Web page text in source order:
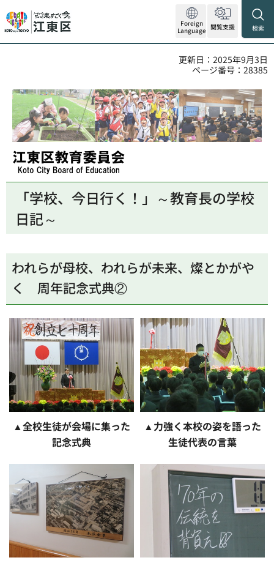
Foreign
Language 閲覧支援 検索
更新日：2025年9月3日
ページ番号：28385
江東区教育委員会
「学校、今日行く！」～教育長の学校
日記～
われらが母校、われらが未来、燦とかがや
く 周年記念式典②
▲全校生徒が会場に集った
記念式典
▲力強く本校の姿を語った
生徒代表の言葉